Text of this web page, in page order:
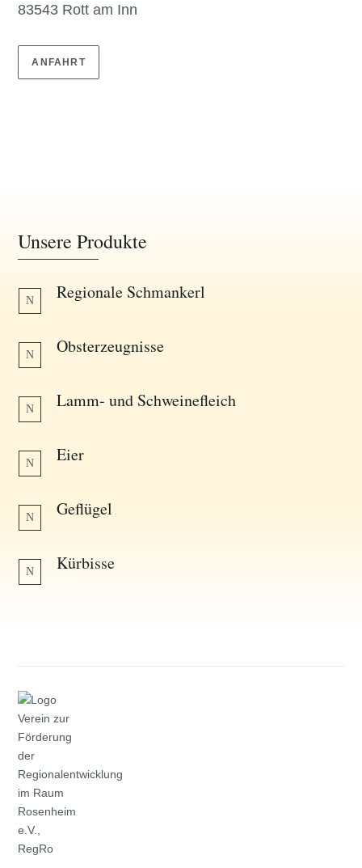
83543 Rott am Inn
ANFAHRT
Unsere Produkte
N Regionale Schmankerl
N Obsterzeugnisse
N Lamm- und Schweinefleich
N Eier
N Geflügel
N Kürbisse